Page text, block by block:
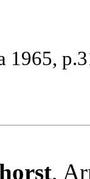
1965,
,